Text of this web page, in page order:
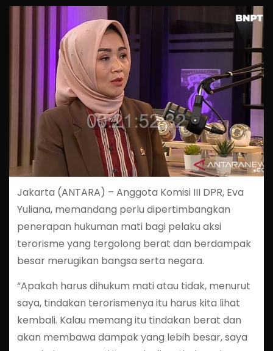
Jakarta (ANTARA) – Anggota Komisi III DPR, Eva
Yuliana, memandang perlu dipertimbangkan
penerapan hukuman mati bagi pelaku aksi
terorisme yang tergolong berat dan berdampak
besar merugikan bangsa serta negara.
“Apakah harus dihukum mati atau tidak, menurut
saya, tindakan terorismenya itu harus kita lihat
kembali. Kalau memang itu tindakan berat dan
akan membawa dampak yang lebih besar, saya